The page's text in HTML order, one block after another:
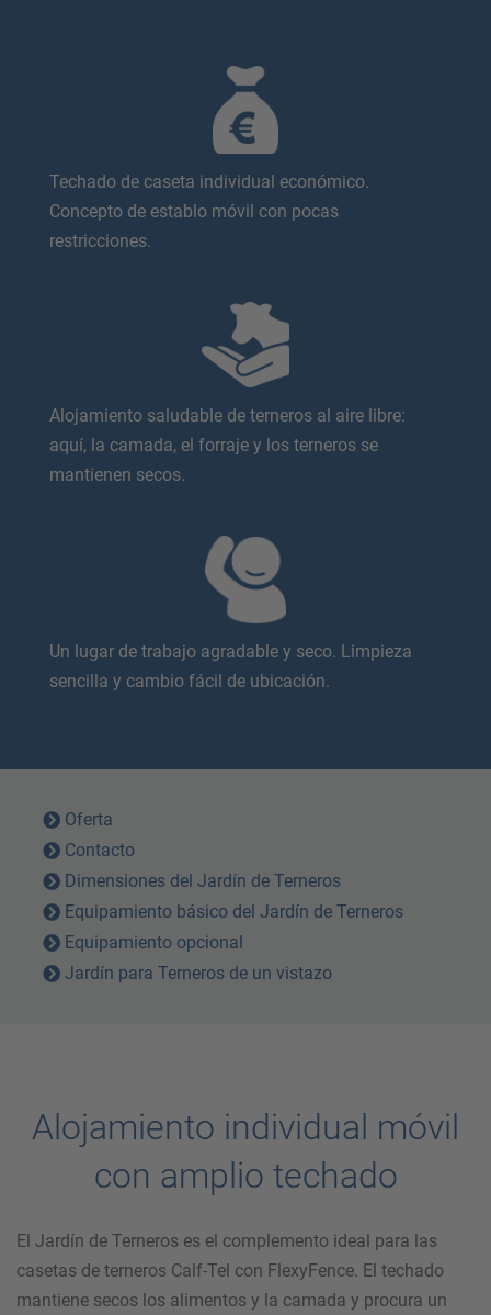
Techado de caseta individual económico.
Concepto de establo móvil con pocas
restricciones.
Alojamiento saludable de terneros al aire libre:
aquí, la camada, el forraje y los terneros se
mantienen secos.
Un lugar de trabajo agradable y seco. Limpieza
sencilla y cambio fácil de ubicación.
Oferta
Contacto
Dimensiones del Jardín de Terneros
Equipamiento básico del Jardín de Terneros
Equipamiento opcional
Jardín para Terneros de un vistazo
Alojamiento individual móvil
con amplio techado
El Jardín de Terneros es el complemento ideal para las
casetas de terneros Calf-Tel con FlexyFence. El techado
mantiene secos los alimentos y la camada y procura un